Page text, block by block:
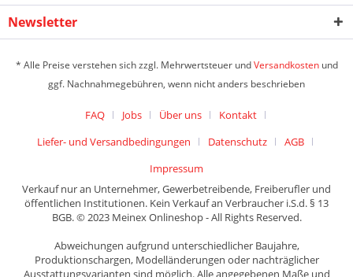
Newsletter
* Alle Preise verstehen sich zzgl. Mehrwertsteuer undVersandkostenund
ggf. Nachnahmegebühren, wenn nicht anders beschrieben
FAQ Jobs Über uns
Kontakt
Liefer- und Versandbedingungen
Datenschutz
AGB
Impressum
Verkauf nur an Unternehmer, Gewerbetreibende, Freiberufler und
öffentlichen Institutionen. Kein Verkauf an Verbraucher i.S.d. § 13
BGB. © 2023 Meinex Onlineshop - All Rights Reserved.
Abweichungen aufgrund unterschiedlicher Baujahre,
Produktionschargen, Modelländerungen oder nachträglicher
Ausstattungsvarianten sind möglich. Alle angegebenen Maße und